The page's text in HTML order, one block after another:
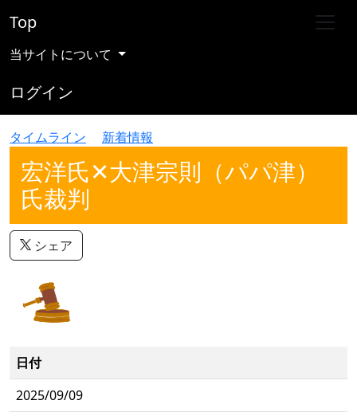
Top
当サイトについて
ログイン
タイムライン 新着情報
宏洋氏✕大津宗則（パパ津）
氏裁判
シェア
日付
2025/09/09